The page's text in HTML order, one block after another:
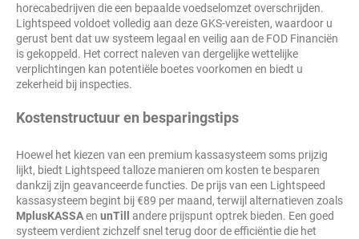
horecabedrijven die een bepaalde voedselomzet overschrijden.
Lightspeed voldoet volledig aan deze GKS-vereisten, waardoor u
gerust bent dat uw systeem legaal en veilig aan de FOD Financiën
is gekoppeld. Het correct naleven van dergelijke wettelijke
verplichtingen kan potentiële boetes voorkomen en biedt u
zekerheid bij inspecties.
Kostenstructuur en besparingstips
Hoewel het kiezen van een premium kassasysteem soms prijzig
lijkt, biedt Lightspeed talloze manieren om kosten te besparen
dankzij zijn geavanceerde functies. De prijs van een Lightspeed
kassasysteem begint bij €89 per maand, terwijl alternatieven zoals
MplusKASSAen unTill
andere prijspunt optrek bieden. Een goed
systeem verdient zichzelf snel terug door de efficiëntie die het